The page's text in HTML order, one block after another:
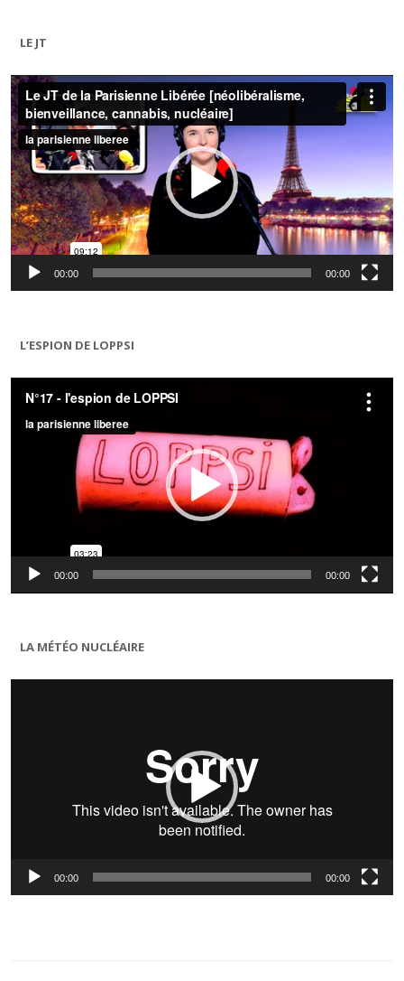
LE JT
Lecteur
vidéo
00:00 00:00
L’ESPION DE LOPPSI
Lecteur
vidéo
00:00 00:00
LA MÉTÉO NUCLÉAIRE
Lecteur
00:00 00:00